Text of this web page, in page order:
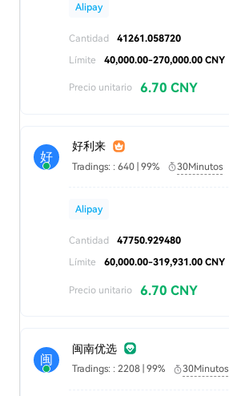
Alipay
Cantidad
41261.058720
Límite
40,000.00-270,000.00 CNY
Precio unitario 6.70 CNY
好
好利来
Tradings: : 640 | 99% 30Minutos
Alipay
Cantidad
47750.929480
Límite
60,000.00-319,931.00 CNY
Precio unitario 6.70 CNY
闽
闽南优选
Tradings: : 2208 | 99% 30Minutos